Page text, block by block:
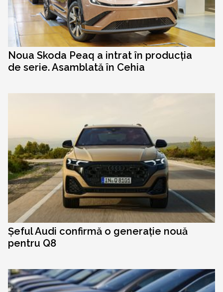
Noua Skoda Peaq a intrat în producția
de serie. Asamblată în Cehia
Șeful Audi confirmă o generație nouă
pentru Q8